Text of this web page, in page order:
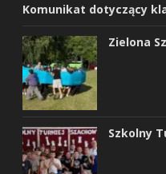
Komunikat dotyczący
Zielona
Szkolny